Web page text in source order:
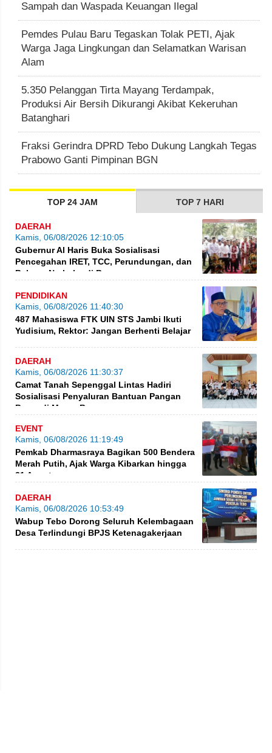
Sampah dan Waspada Keuangan Ilegal
Pemdes Pulau Baru Tegaskan Tolak PETI, Ajak
Warga Jaga Lingkungan dan Selamatkan Warisan
Alam
5.350 Pelanggan Tirta Mayang Terdampak,
Produksi Air Bersih Dikurangi Akibat Kekeruhan
Batanghari
Fraksi Gerindra DPRD Tebo Dukung Langkah Tegas
Prabowo Ganti Pimpinan BGN
TOP 24 JAM TOP 7 HARI
DAERAH
Kamis, 06/08/2026 12:10:05
Gubernur Al Haris Buka Sosialisasi
Pencegahan IRET, TCC, Perundungan, dan
Bahaya Narkoba di Bungo
PENDIDIKAN
Kamis, 06/08/2026 11:40:30
487 Mahasiswa FTK UIN STS Jambi Ikuti
Yudisium, Rektor: Jangan Berhenti Belajar
DAERAH
Kamis, 06/08/2026 11:30:37
Camat Tanah Sepenggal Lintas Hadiri
Sosialisasi Penyaluran Bantuan Pangan
Beras di Muara Bungo
EVENT
Kamis, 06/08/2026 11:19:49
Pemkab Dharmasraya Bagikan 500 Bendera
Merah Putih, Ajak Warga Kibarkan hingga
31 Agustus
DAERAH
Kamis, 06/08/2026 10:53:49
Wabup Tebo Dorong Seluruh Kelembagaan
Desa Terlindungi BPJS Ketenagakerjaan